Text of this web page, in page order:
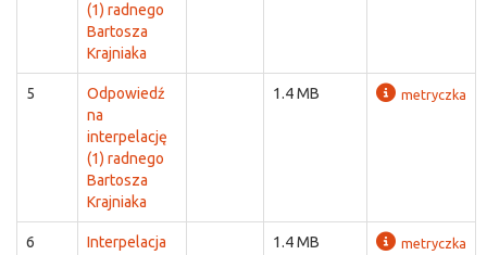
(1) radnego
Bartosza
Krajniaka
5
Odpowiedź
na
interpelację
(1) radnego
Bartosza
Krajniaka
1.4 MB metryczka
6
Interpelacja
1.4 MB metryczka